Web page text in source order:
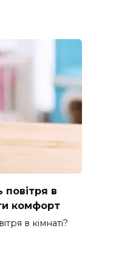
повітря в
комфорт
в кімнаті?